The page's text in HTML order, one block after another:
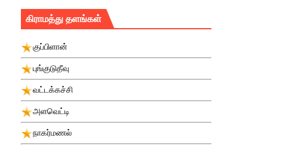
கிராமத்து தளங்கள்
குப்பிளான்
புங்குடுதீவு
வட்டக்கச்சி
அளவெட்டி
நாகர்மணல்